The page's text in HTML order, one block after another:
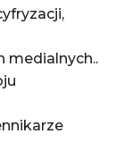
medialnych..